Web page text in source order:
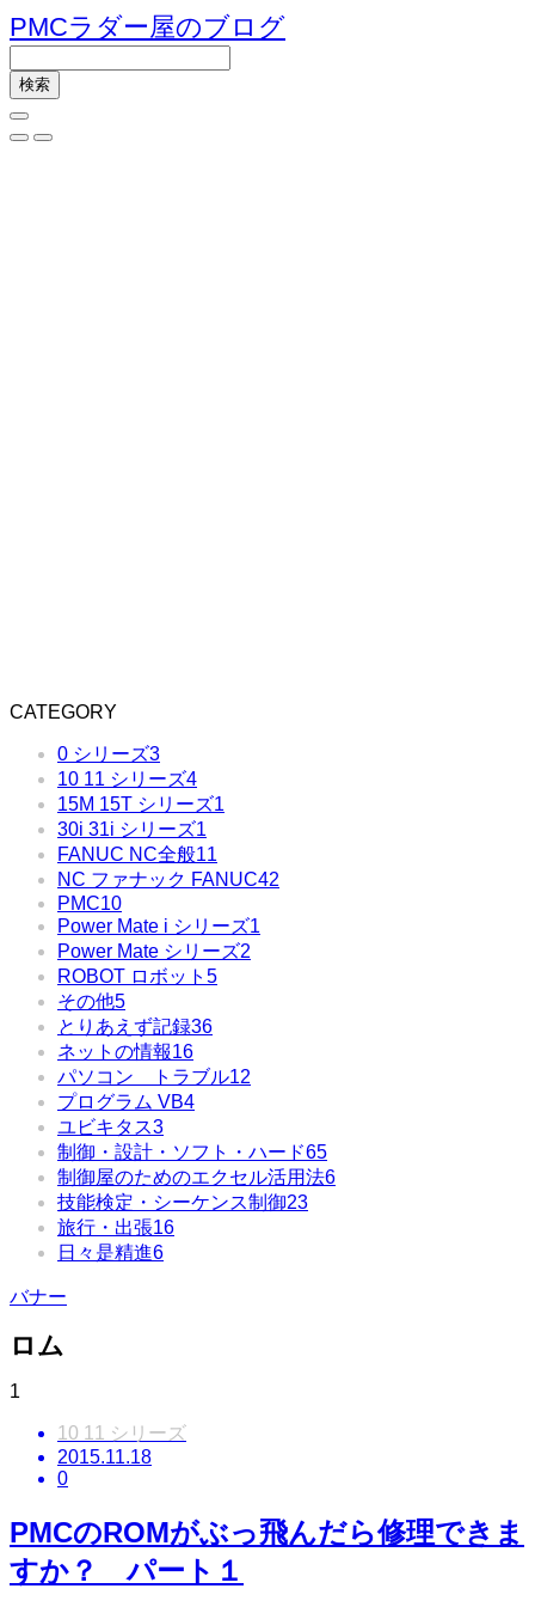
PMCラダー屋のブログ
CATEGORY
0 シリーズ3
10 11 シリーズ4
15M 15T シリーズ1
30i 31i シリーズ1
FANUC NC全般11
NC ファナック FANUC42
PMC10
Power Mate i シリーズ1
Power Mate シリーズ2
ROBOT ロボット 5
その他5
とりあえず記録36
ネットの情報16
パソコン トラブル12
プログラム VB4
ユビキタス3
制御・設計・ソフト・ハード65
制御屋のためのエクセル活用法6
技能検定・シーケンス制御23
旅行・出張16
日々是精進6
バナー
ロム
1
10 11 シリーズ
2015.11.18
0
PMCのROMがぶっ飛んだら修理できま
すか？ パート１